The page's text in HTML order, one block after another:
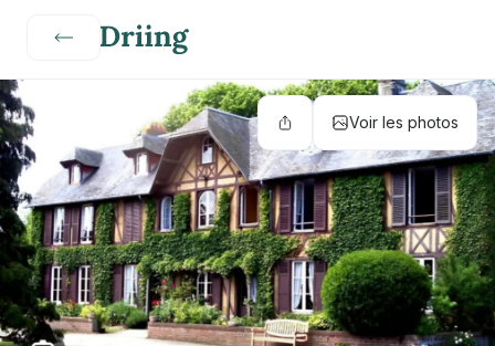
Voir les photos